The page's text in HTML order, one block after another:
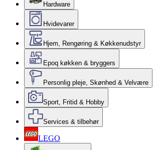
Hardware
Hvidevarer
Hjem, Rengøring & Køkkenudstyr
Epoq køkken & bryggers
Personlig pleje, Skønhed & Velvære
Sport, Fritid & Hobby
Services & tilbehør
LEGO